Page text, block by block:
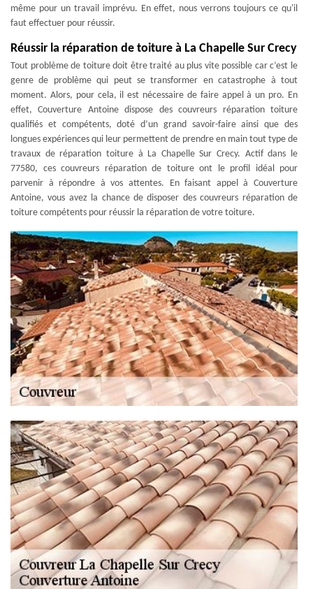
même pour un travail imprévu. En effet, nous verrons toujours ce qu'il
faut effectuer pour réussir.
Réussir la réparation de toiture à La Chapelle Sur Crecy
Tout problème de toiture doit être traité au plus vite possible car c’est le
genre de problème qui peut se transformer en catastrophe à tout
moment. Alors, pour cela, il est nécessaire de faire appel à un pro. En
effet, Couverture Antoine dispose des couvreurs réparation toiture
qualifiés et compétents, doté d’un grand savoir-faire ainsi que des
longues expériences qui leur permettent de prendre en main tout type de
travaux de réparation toiture à La Chapelle Sur Crecy. Actif dans le
77580, ces couvreurs réparation de toiture ont le profil idéal pour
parvenir à répondre à vos attentes. En faisant appel à Couverture
Antoine, vous avez la chance de disposer des couvreurs réparation de
toiture compétents pour réussir la réparation de votre toiture.